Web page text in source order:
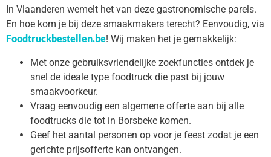
In Vlaanderen wemelt het van deze gastronomische parels.
En hoe kom je bij deze smaakmakers terecht? Eenvoudig, via
Foodtruckbestellen.be! Wij maken het je gemakkelijk:
Met onze gebruiksvriendelijke zoekfuncties ontdek je
snel de ideale type foodtruck die past bij jouw
smaakvoorkeur.
Vraag eenvoudig een algemene offerte aan bij alle
foodtrucks die tot in Borsbeke komen.
Geef het aantal personen op voor je feest zodat je een
gerichte prijsofferte kan ontvangen.